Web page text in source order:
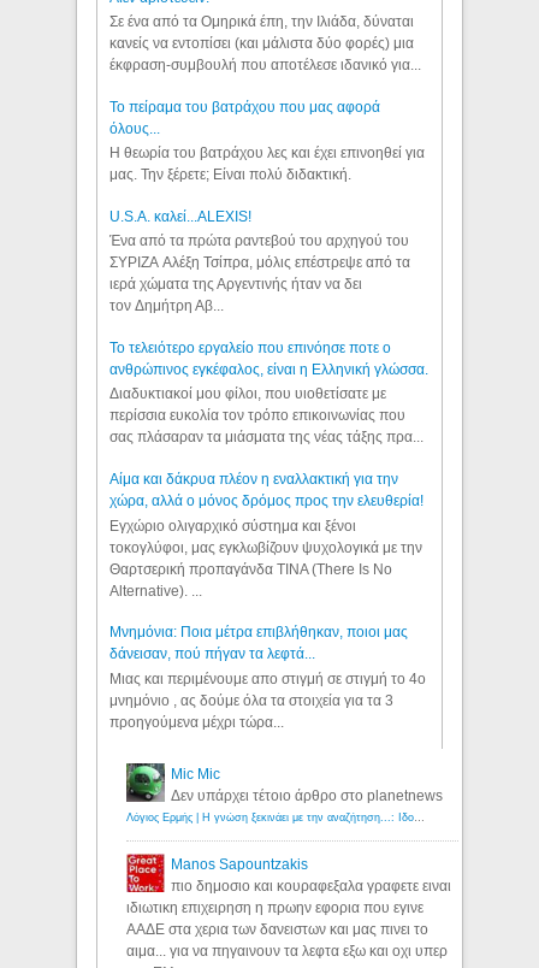
Σε ένα από τα Ομηρικά έπη, την Ιλιάδα, δύναται
κανείς να εντοπίσει (και μάλιστα δύο φορές) μια
έκφραση-συμβουλή που αποτέλεσε ιδανικό για...
Το πείραμα του βατράχου που μας αφορά
όλους...
Η θεωρία του βατράχου λες και έχει επινοηθεί για
μας. Την ξέρετε; Είναι πολύ διδακτική.
U.S.A. καλεί...ALEXIS!
Ένα από τα πρώτα ραντεβού του αρχηγού του
ΣΥΡΙΖΑ Αλέξη Τσίπρα, μόλις επέστρεψε από τα
ιερά χώματα της Αργεντινής ήταν να δει
τον Δημήτρη Αβ...
Το τελειότερο εργαλείο που επινόησε ποτε ο
ανθρώπινος εγκέφαλος, είναι η Ελληνική γλώσσα.
Διαδυκτιακοί μου φίλοι, που υιοθετίσατε με
περίσσια ευκολία τον τρόπο επικοινωνίας που
σας πλάσαραν τα μιάσματα της νέας τάξης πρα...
Αίμα και δάκρυα πλέον η εναλλακτική για την
χώρα, αλλά ο μόνος δρόμος προς την ελευθερία!
Εγχώριο ολιγαρχικό σύστημα και ξένοι
τοκογλύφοι, μας εγκλωβίζουν ψυχολογικά με την
Θαρτσερική προπαγάνδα TINA (There Is No
Alternative). ...
Μνημόνια: Ποια μέτρα επιβλήθηκαν, ποιοι μας
δάνεισαν, πού πήγαν τα λεφτά...
Μιας και περιμένουμε απο στιγμή σε στιγμή το 4ο
μνημόνιο , ας δούμε όλα τα στοιχεία για τα 3
προηγούμενα μέχρι τώρα...
Mic Mic
Δεν υπάρχει τέτοιο άρθρο στο planetnews
Λόγιος Ερμής | Η γνώση ξεκινάει με την αναζήτηση...: Ιδού οι 18 που χρωστούν 11 δις ευρώ!
Manos Sapountzakis
πιο δημοσιο και κουραφεξαλα γραφετε ειναι
ιδιωτικη επιχειρηση η πρωην εφορια που εγινε
ΑΑΔΕ στα χερια των δανειστων και μας πινει το
αιμα... για να πηγαινουν τα λεφτα εξω και οχι υπερ